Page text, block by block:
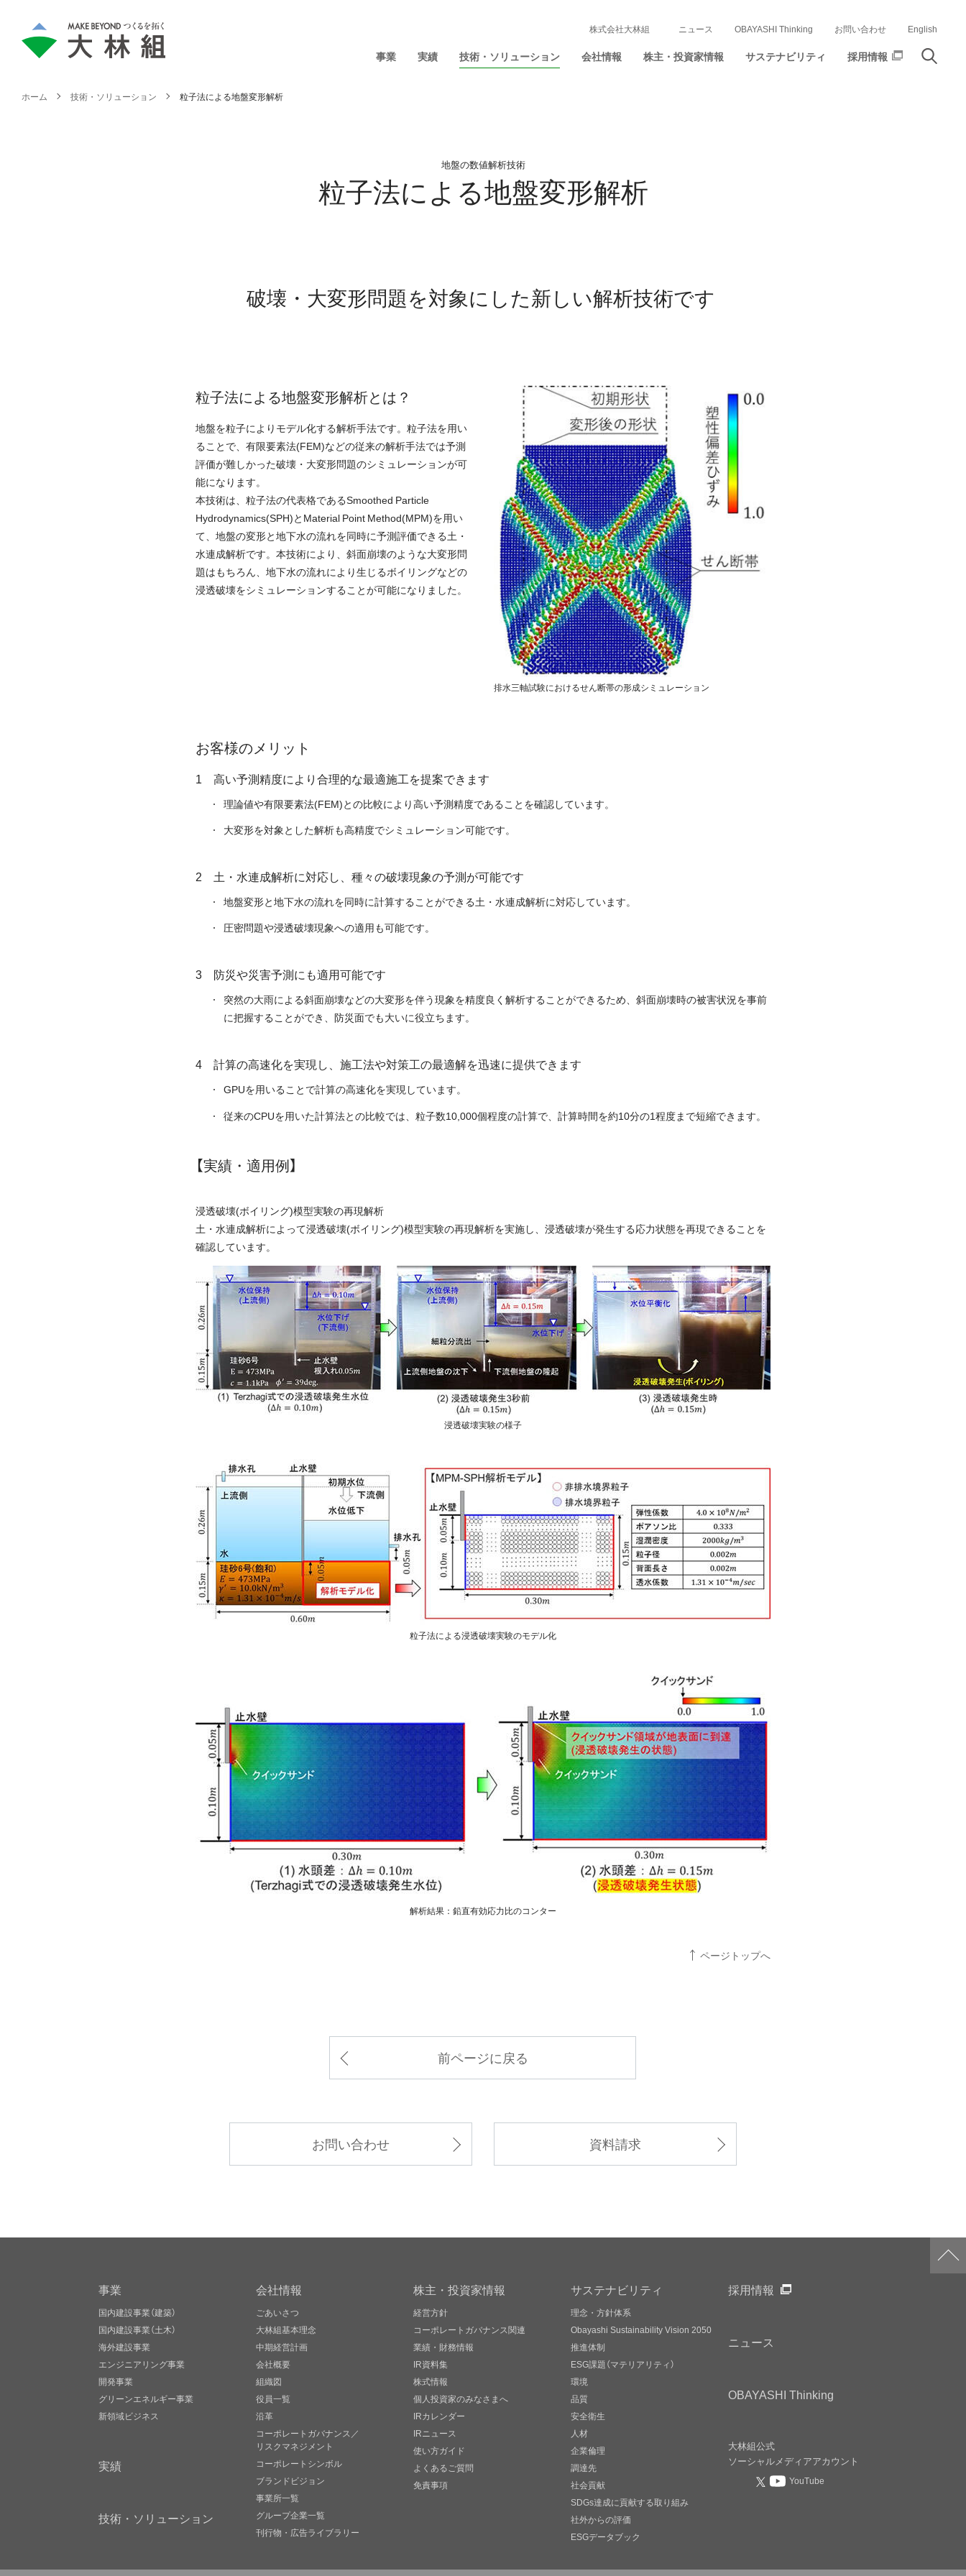
事業 実績 技術・ソリューション 会社情報 株主・投資家情報 サステナビリティ 採用情報
株式会社大林組 ニュース OBAYASHI Thinking お問い合わせ English
ホーム 技術・ソリューション 粒子法による地盤変形解析
地盤の数値解析技術
粒子法による地盤変形解析
破壊・大変形問題を対象にした新しい解析技術です
粒子法による地盤変形解析とは？
地盤を粒子によりモデル化する解析手法です。粒子法を用い
ることで、有限要素法(FEM)などの従来の解析手法では予測
評価が難しかった破壊・大変形問題のシミュレーションが可
能になります。
本技術は、粒子法の代表格であるSmoothed Particle
Hydrodynamics(SPH)とMaterial Point Method(MPM)を用い
て、地盤の変形と地下水の流れを同時に予測評価できる土・
水連成解析です。本技術により、斜面崩壊のような大変形問
題はもちろん、地下水の流れにより生じるボイリングなどの
浸透破壊をシミュレーションすることが可能になりました。
排水三軸試験におけるせん断帯の形成シミュレーション
お客様のメリット
高い予測精度により合理的な最適施工を提案できます
理論値や有限要素法(FEM)との比較により高い予測精度であることを確認しています。
大変形を対象とした解析も高精度でシミュレーション可能です。
土・水連成解析に対応し、種々の破壊現象の予測が可能です
地盤変形と地下水の流れを同時に計算することができる土・水連成解析に対応しています。
圧密問題や浸透破壊現象への適用も可能です。
防災や災害予測にも適用可能です
突然の大雨による斜面崩壊などの大変形を伴う現象を精度良く解析することができるため、斜面崩壊時の被害状況を事前
に把握することができ、防災面でも大いに役立ちます。
計算の高速化を実現し、施工法や対策工の最適解を迅速に提供できます
GPUを用いることで計算の高速化を実現しています。
従来のCPUを用いた計算法との比較では、粒子数10,000個程度の計算で、計算時間を約10分の1程度まで短縮できます。
【実績・適用例】
浸透破壊(ボイリング)模型実験の再現解析
土・水連成解析によって浸透破壊(ボイリング)模型実験の再現解析を実施し、浸透破壊が発生する応力状態を再現できることを
確認しています。
浸透破壊実験の様子
粒子法による浸透破壊実験のモデル化
解析結果：鉛直有効応力比のコンター
ページトップへ
前ページに戻る
お問い合わせ 資料請求
事業
国内建設事業（建築）
国内建設事業（土木）
海外建設事業
エンジニアリング事業
開発事業
グリーンエネルギー事業
新領域ビジネス
実績
技術・ソリューション
会社情報
ごあいさつ
大林組基本理念
中期経営計画
会社概要
組織図
役員一覧
沿革
コーポレートガバナンス／
リスクマネジメント
コーポレートシンボル
ブランドビジョン
事業所一覧
グループ企業一覧
刊行物・広告ライブラリー
株主・投資家情報
経営方針
コーポレートガバナンス関連
業績・財務情報
IR資料集
株式情報
個人投資家のみなさまへ
IRカレンダー
IRニュース
使い方ガイド
よくあるご質問
免責事項
サステナビリティ
理念・方針体系
Obayashi Sustainability Vision 2050
推進体制
ESG課題（マテリアリティ）
環境
品質
安全衛生
人材
企業倫理
調達先
社会貢献
SDGs達成に貢献する取り組み
社外からの評価
ESGデータブック
採用情報
ニュース
OBAYASHI Thinking
大林組公式
ソーシャルメディアアカウント
YouTube